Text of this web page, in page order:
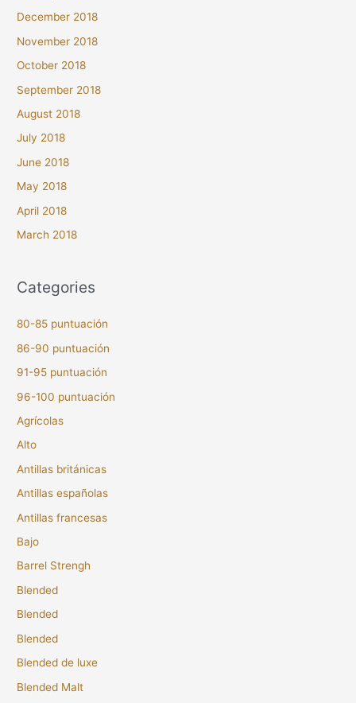
December 2018
November 2018
October 2018
September 2018
August 2018
July 2018
June 2018
May 2018
April 2018
March 2018
Categories
80-85 puntuación
86-90 puntuación
91-95 puntuación
96-100 puntuación
Agrícolas
Alto
Antillas británicas
Antillas españolas
Antillas francesas
Bajo
Barrel Strengh
Blended
Blended
Blended
Blended de luxe
Blended Malt